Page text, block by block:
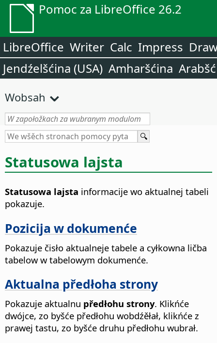
Pomoc za LibreOffice 26.2
LibreOffice Writer Calc Impress
Jendźelšćina (USA) Amharšćina
Wobsah
Statusowa lajsta
Statusowa lajsta informacije wo aktualnej tabeli
pokazuje.
Pozicija w dokumenće
Pokazuje čisło aktualneje tabele a cyłkowna ličba
tabelow w tabelowym dokumenće.
Aktualna předłoha strony
Pokazuje aktualnu předłohu strony. Klikńće
dwójce, zo byšće předłohu wobdźěłał, klikńće z
prawej tastu, zo byšće druhu předłohu wubrał.